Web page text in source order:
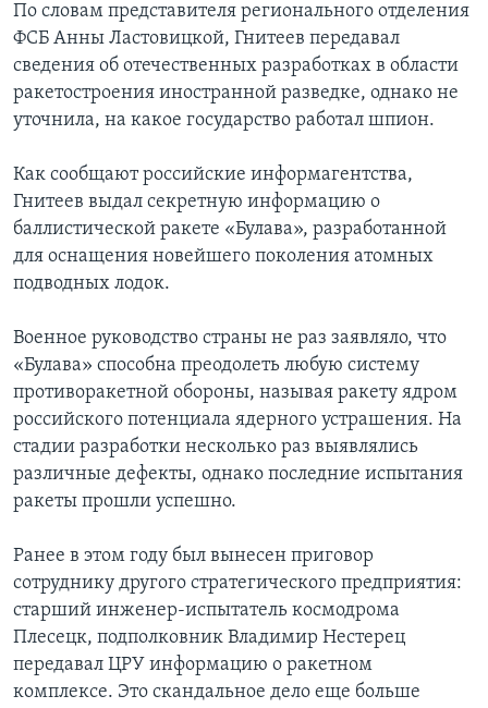
По словам представителя регионального отделения
ФСБ Анны Ластовицкой, Гнитеев передавал
сведения об отечественных разработках в области
ракетостроения иностранной разведке, однако не
уточнила, на какое государство работал шпион.
Как сообщают российские информагентства,
Гнитеев выдал секретную информацию о
баллистической ракете «Булава», разработанной
для оснащения новейшего поколения атомных
подводных лодок.
Военное руководство страны не раз заявляло, что
«Булава» способна преодолеть любую систему
противоракетной обороны, называя ракету ядром
российского потенциала ядерного устрашения. На
стадии разработки несколько раз выявлялись
различные дефекты, однако последние испытания
ракеты прошли успешно.
Ранее в этом году был вынесен приговор
сотруднику другого стратегического предприятия:
старший инженер-испытатель космодрома
Плесецк, подполковник Владимир Нестерец
передавал ЦРУ информацию о ракетном
комплексе. Это скандальное дело еще больше